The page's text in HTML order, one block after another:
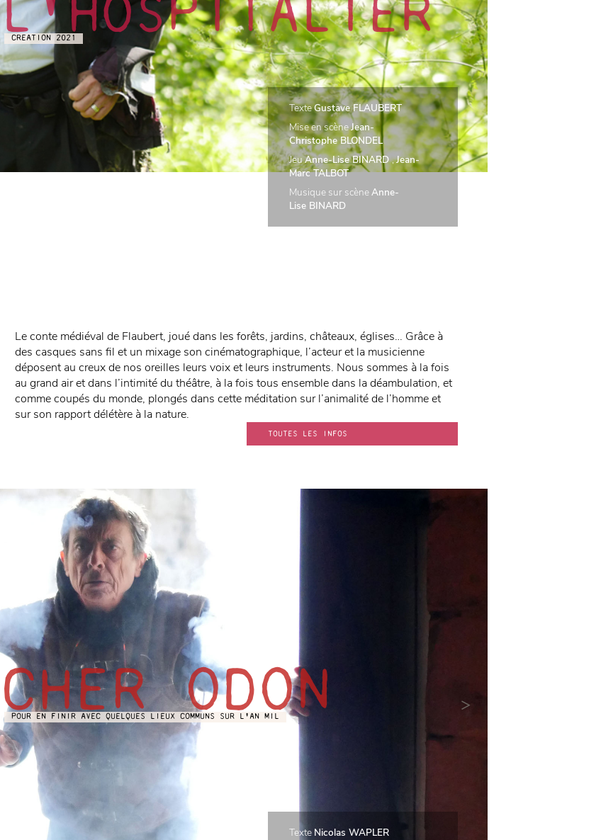
L'HOSPITALIER
CREATION 2021
TexteGustave FLAUBERT
Mise en scèneJean-
Christophe BLONDEL
JeuAnne-Lise BINARD ,Jean-
Marc TALBOT
Musique sur scèneAnne-
Lise BINARD
Le conte médiéval de Flaubert, joué dans les forêts, jardins, châteaux, églises… Grâce à
des casques sans fil et un mixage son cinématographique, l’acteur et la musicienne
déposent au creux de nos oreilles leurs voix et leurs instruments. Nous sommes à la fois
au grand air et dans l’intimité du théâtre, à la fois tous ensemble dans la déambulation, et
comme coupés du monde, plongés dans cette méditation sur l’animalité de l’homme et
sur son rapport délétère à la nature.
TOUTES LES INFOS
>
CHER ODON
POUR EN FINIR AVEC QUELQUES LIEUX COMMUNS SUR L'AN MIL
Texte Nicolas WAPLER